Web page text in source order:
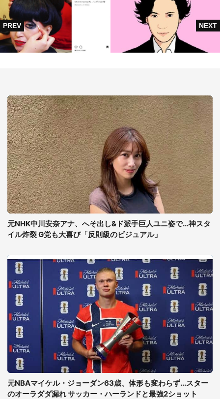
元NHK中川安奈アナ、へそ出し&ド派手巨人ユニ姿で...神スタ
イル炸裂 G党も大喜び「反則級のビジュアル」
元NBAマイケル・ジョーダン63歳、体形も変わらず...スター
のオーラダダ漏れ サッカー・ハーランドと最強2ショット